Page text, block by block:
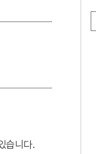
습니다.